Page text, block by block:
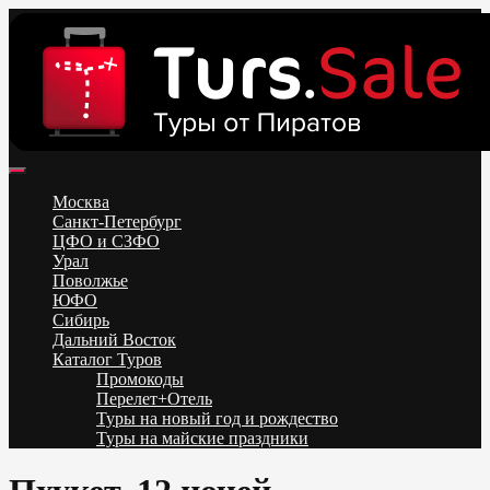
content
Низкие цены на путевки 3-7-10 ночей все включено, отдых на
море. Распродажа экскурсионных и горнолыжных туров.
Обновление каждый день. Официальный сайт Тур Сейл
Москва
Санкт-Петербург
ЦФО и СЗФО
Урал
Поволжье
ЮФО
Сибирь
Дальний Восток
Каталог Туров
Промокоды
Перелет+Отель
Туры на новый год и рождество
Туры на майские праздники